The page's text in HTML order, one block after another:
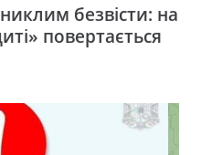
безвісти: на
повертається